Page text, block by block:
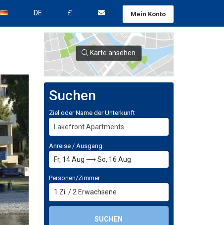
DE £ Mein Konto
Karte ansehen
Suchen
Ziel oder Name der Unterkunft
Anreise / Ausgang:
Personen/Zimmer
1 Zi. /2 Erwachsene
SUCHEN